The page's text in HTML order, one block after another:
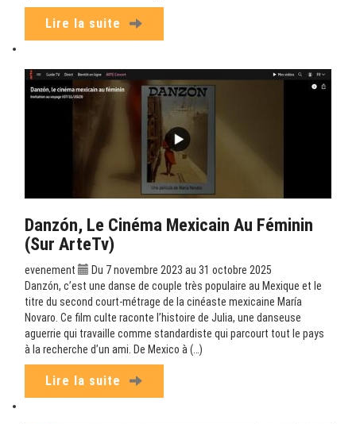
Lire la suite
Danzón, Le Cinéma Mexicain Au Féminin
(sur ArteTv)
evenement
Du 7 novembre 2023 au 31 octobre 2025
Danzón, c’est une danse de couple très populaire au Mexique et le
titre du second court-métrage de la cinéaste mexicaine María
Novaro. Ce film culte raconte l’histoire de Julia, une danseuse
aguerrie qui travaille comme standardiste qui parcourt tout le pays
à la recherche d’un ami. De Mexico à (…)
Lire la suite